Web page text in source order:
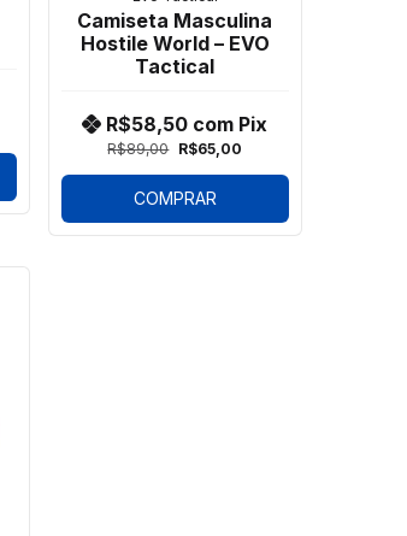
Camiseta Masculina
Hostile World – EVO
Tactical
R$89,00 R$65,00
R$58,50 com Pix
COMPRAR